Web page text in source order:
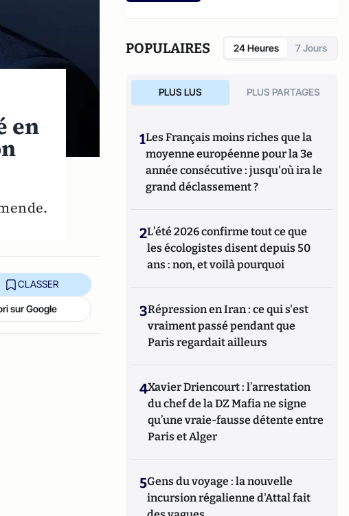
en
CLASSER
sur Google
POPULAIRES 24 Heures 7 Jours
PLUS LUS PLUS PARTAGES
1Les Français moins riches que la
moyenne européenne pour la 3e
année consécutive : jusqu'où ira le
grand déclassement ?
2L’été 2026 confirme tout ce que
les écologistes disent depuis 50
ans : non, et voilà pourquoi
3Répression en Iran : ce qui s'est
vraiment passé pendant que
Paris regardait ailleurs
4Xavier Driencourt : l’arrestation
du chef de la DZ Mafia ne signe
qu’une vraie-fausse détente entre
Paris et Alger
5Gens du voyage : la nouvelle
incursion régalienne d'Attal fait